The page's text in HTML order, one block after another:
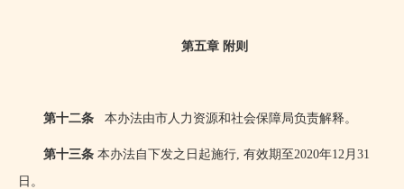
第五章 附则
第十二条 本办法由市人力资源和社会保障局负责解释。
第十三条 本办法自下发之日起施行 有效期至 2020年12 月 31
日。